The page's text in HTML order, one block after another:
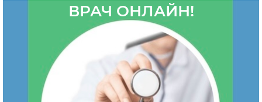
ВРАЧ ОНЛАЙН!